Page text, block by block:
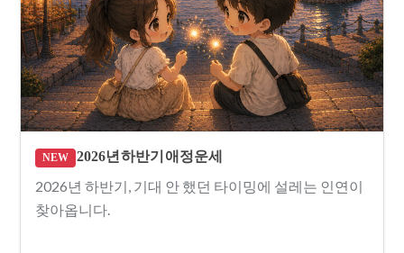
NEW 2026년 하반기 애정운세
2026년 하반기, 기대 안 했던 타이밍에 설레는 인연이
찾아옵니다.